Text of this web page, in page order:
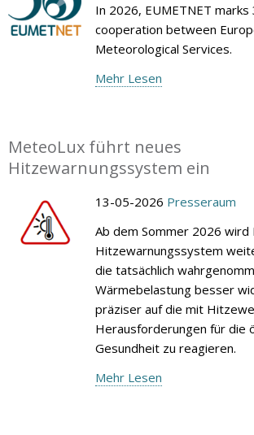
In 2026, EUMETNET
cooperation between
Meteorological Services.
Mehr Lesen
MeteoLux führt neues
Hitzewarnungssystem ein
13-05-2026 Presseraum
Ab dem Sommer 2026 wird
Hitzewarnungssystem
die tatsächlich
Wärmebelastung besser
präziser auf die mit
Herausforderungen für die
Gesundheit zu reagieren.
Mehr Lesen